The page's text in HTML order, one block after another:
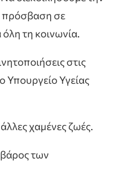
πρόσβαση σε
όλη τη κοινωνία.
στις
Υπουργείο Υγείας
χαμένες ζωές.
των